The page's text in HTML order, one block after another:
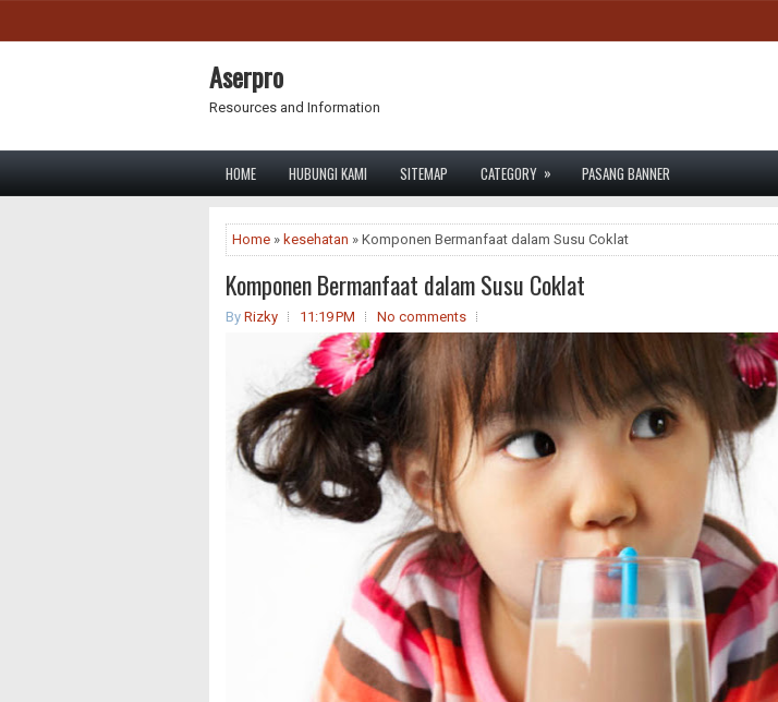
Aserpro
Resources and Information
HOME HUBUNGI KAMI SITEMAP CATEGORY » PASANG BANNER
Home » kesehatan » Komponen Bermanfaat dalam Susu Coklat
Komponen Bermanfaat dalam Susu Coklat
By Rizky 11:19 PM No comments